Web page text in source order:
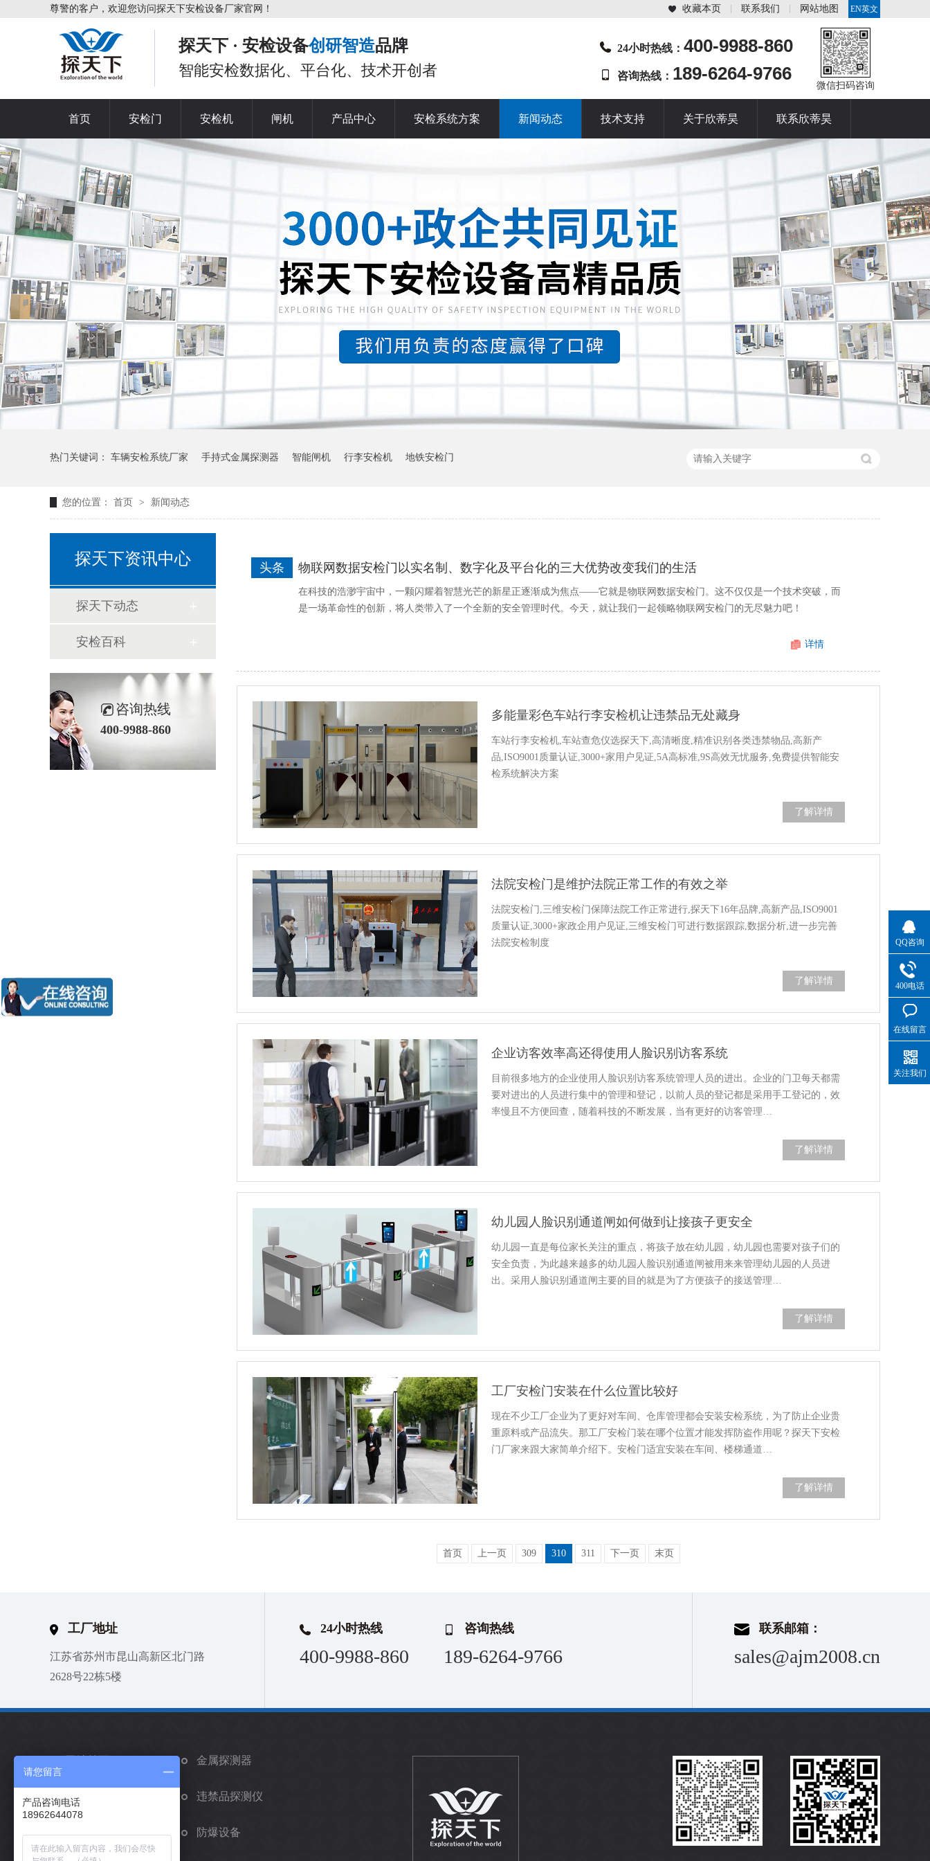
尊警的客户，欢迎您访问探天下安检设备厂家官网！
EN英文
站
收藏本页 联系我们 网站地图
探天下 · 安检设备创研智造品牌
智能安检数据化、平台化、技术开创者
24小时热线： 400-9988-860
咨询热线： 189-6264-9766
微信扫码咨询
首页 安检门 安检机 闸机 产品中心 安检系统方案 新闻动态 技术支持 关于欣蒂昊 联系欣蒂昊
热门关键词： 车辆安检系统厂家 手持式金属探测器 智能闸机 行李安检机 地铁安检门
您的位置： 首页 > 新闻动态
物联网数据安检门以实名制、数字化及平台化的三大优势改变我们的生活
头条
在科技的浩渺宇宙中，一颗闪耀着智慧光芒的新星正逐渐成为焦点——它就是物联网数据安检门。这不仅仅是一个技术突破，而
是一场革命性的创新，将人类带入了一个全新的安全管理时代。今天，就让我们一起领略物联网安检门的无尽魅力吧！
详情
多能量彩色车站行李安检机让违禁品无处藏身
车站行李安检机,车站查危仪选探天下,高清晰度,精准识别各类违禁物品,高新产
品,ISO9001质量认证,3000+家用户见证,5A高标准,9S高效无忧服务,免费提供智能安
检系统解决方案
了解详情
法院安检门是维护法院正常工作的有效之举
法院安检门,三维安检门保障法院工作正常进行,探天下16年品牌,高新产品,ISO9001
质量认证,3000+家政企用户见证,三维安检门可进行数据跟踪,数据分析,进一步完善
法院安检制度
了解详情
企业访客效率高还得使用人脸识别访客系统
目前很多地方的企业使用人脸识别访客系统管理人员的进出。企业的门卫每天都需
要对进出的人员进行集中的管理和登记，以前人员的登记都是采用手工登记的，效
率慢且不方便回查，随着科技的不断发展，当有更好的访客管理…
了解详情
幼儿园人脸识别通道闸如何做到让接孩子更安全
幼儿园一直是每位家长关注的重点，将孩子放在幼儿园，幼儿园也需要对孩子们的
安全负责，为此越来越多的幼儿园人脸识别通道闸被用来来管理幼儿园的人员进
出。采用人脸识别通道闸主要的目的就是为了方便孩子的接送管理…
了解详情
工厂安检门安装在什么位置比较好
现在不少工厂企业为了更好对车间、仓库管理都会安装安检系统，为了防止企业贵
重原料或产品流失。那工厂安检门装在哪个位置才能发挥防盗作用呢？探天下安检
门厂家来跟大家简单介绍下。安检门适宜安装在车间、楼梯通道…
了解详情
首页 上一页 309 310 311 下一页 末页
探天下资讯中心
探天下动态
安检百科
咨询热线
400-9988-860
工厂地址
江苏省苏州市昆山高新区北门路
2628号22栋5楼
24小时热线
400-9988-860
咨询热线
189-6264-9766
联系邮箱：
sales@ajm2008.cn
金属探测器
矫正手环 违禁品探测仪
车辆安检系统 防爆设备
QQ咨询
400电话
在线留言
关注我们
请您留言
产品咨询电话
18962644078